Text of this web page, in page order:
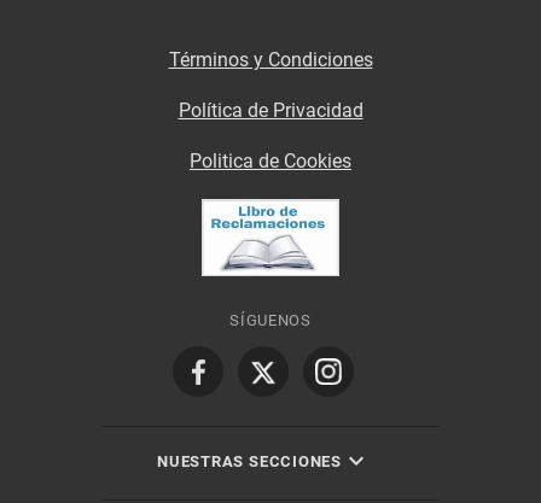
Términos y Condiciones
Política de Privacidad
Politica de Cookies
SÍGUENOS
NUESTRAS SECCIONES